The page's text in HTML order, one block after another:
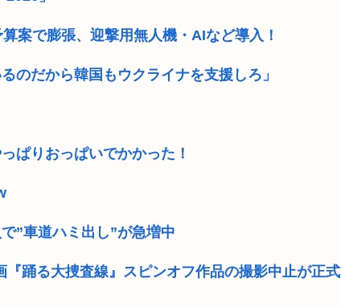
案で膨張、迎撃用無人機・AIなど導入！
のだから韓国もウクライナを支援しろ」
ぱりおっぱいでかかった！
”車道ハミ出し”が急増中
『踊る大捜査線』スピンオフ作品の撮影中止が正式